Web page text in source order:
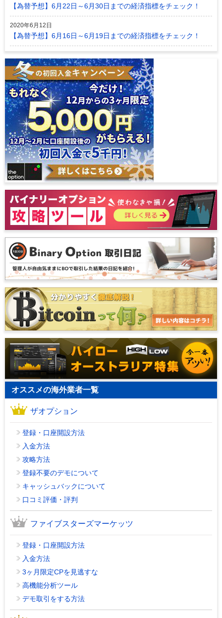
【為替予想】6月22日～6月30日までの経済指標をチェック！
2020年6月12日
【為替予想】6月16日～6月19日までの経済指標をチェック！
オススメの海外業者一覧
ザオプション
登録・口座開設方法
入金方法
攻略方法
登録不要のデモについて
キャッシュバックについて
口コミ評価・評判
ファイブスターズマーケッツ
登録・口座開設方法
入金方法
3ヶ月限定CPを見逃すな
高機能分析ツール
デモ取引をする方法